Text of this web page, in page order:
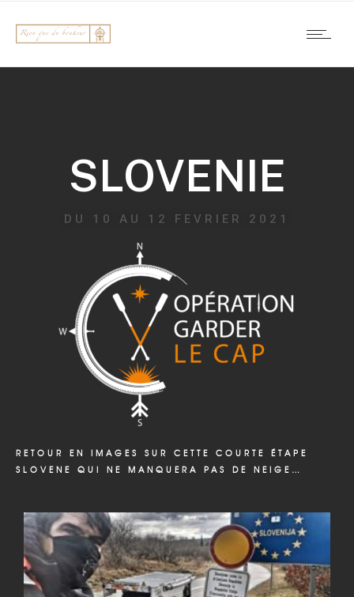
SLOVENIE
DU 10 AU 12 FEVRIER 2021
RETOUR EN IMAGES SUR CETTE COURTE ÉTAPE
SLOVENE QUI NE MANQUERA PAS DE NEIGE…